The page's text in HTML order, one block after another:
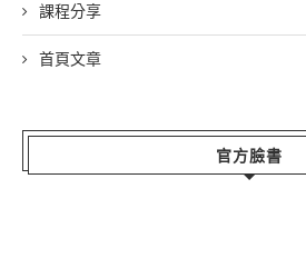
課程分享
首頁文章
官方臉書